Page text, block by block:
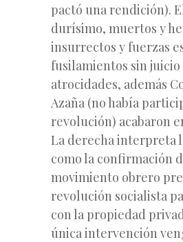
pactó una rendición).
durísimo, muertos y
insurrectos y fuerzas
fusilamientos sin
atrocidades, además
Azaña (no había
revolución) acabaron
La derecha interpreta
como la confirmación
movimiento obrero
revolución socialista
con la propiedad
única intervención